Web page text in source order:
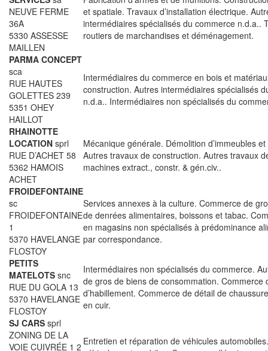
NEUVE FERME
36A
5330 ASSESSE
MAILLEN
et spatiale. Travaux d’installation électrique.
intermédiaires spécialisés du commerce n.d.a..
routiers de marchandises et déménagement.
PARMA CONCEPT
sca
RUE HAUTES
GOLETTES 239
5351 OHEY
HAILLOT
Intermédiaires du commerce en bois et
construction. Autres intermédiaires spécialisés
n.d.a.. Intermédiaires non spécialisés du
RHAINOTTE
LOCATION sprl
RUE D’ACHET 58
5362 HAMOIS
ACHET
Mécanique générale. Démolition d’immeubles
Autres travaux de construction. Autres travaux
machines extract., constr. & gén.civ..
FROIDEFONTAINE
sc
FROIDEFONTAINE
1
5370 HAVELANGE
FLOSTOY
Services annexes à la culture. Commerce de
de denrées alimentaires, boissons et tabac.
en magasins non spécialisés à prédominance
par correspondance.
PETITS
MATELOTS snc
RUE DU GOLA 13
5370 HAVELANGE
FLOSTOY
Intermédiaires non spécialisés du commerce.
de gros de biens de consommation. Commerce
d’habillement. Commerce de détail de
en cuir.
SJ CARS sprl
ZONING DE LA
VOIE CUIVRÉE 1 2 Entretien et réparation de véhicules